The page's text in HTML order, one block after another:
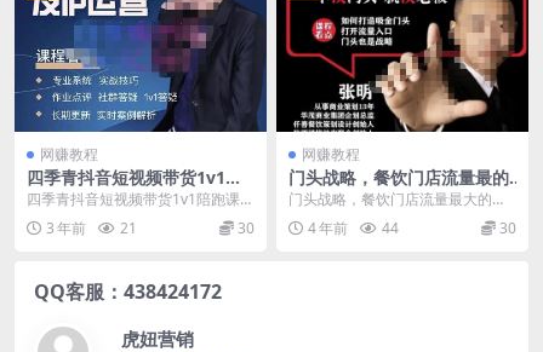
网赚教程
四季青抖音短视频带货1v1陪
跑课，从定位到起号再到变
现，打造一个高商业价值的账
号
四季青抖音短视频带货1v1陪跑课，
从定位到起号再到变现，打造一个
高商业价值的账号...
3 年前 21 30
网赚教程
门头‬战略，餐‮门饮‬店‮量流‬最‮的
大‬入口，打开门头流量的入口
门头‬战略，餐‮门饮‬店‮量流‬最‮的大‬入
口，打开门头流量的入口 打开门头
流量...4 年前 44 30
QQ客服：438424172
虎妞营销